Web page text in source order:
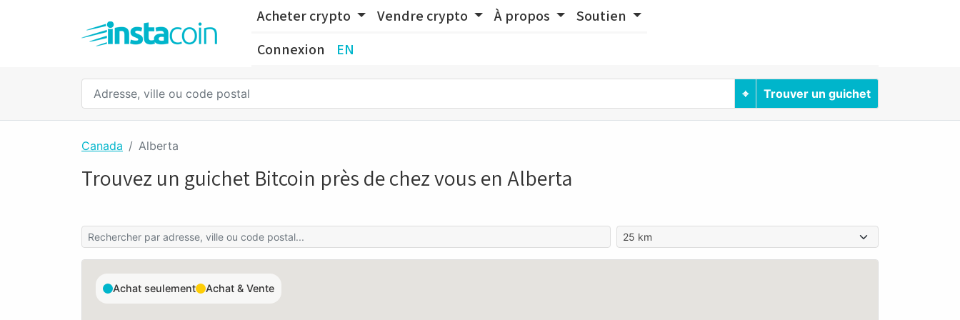
Acheter crypto Vendre crypto À propos
Soutien
Connexion
EN
⌖ Trouver un guichet
Canada Alberta
Trouvez un guichet Bitcoin près de chez vous en Alberta
Achat seulement Achat & Vente